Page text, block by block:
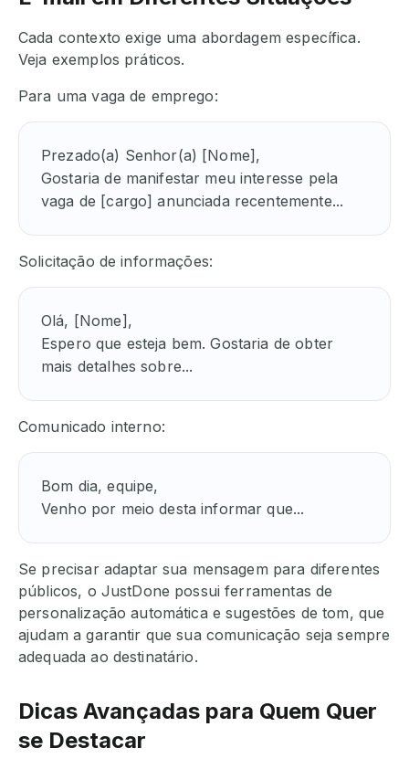
Cada contexto exige uma abordagem específica.
Veja exemplos práticos.
Para uma vaga de emprego:
Prezado(a) Senhor(a) [Nome],
Gostaria de manifestar meu interesse pela
vaga de [cargo] anunciada recentemente...
Solicitação de informações:
Olá, [Nome],
Espero que esteja bem. Gostaria de obter
mais detalhes sobre...
Comunicado interno:
Bom dia, equipe,
Venho por meio desta informar que...
Se precisar adaptar sua mensagem para diferentes
públicos, o JustDone possui ferramentas de
personalização automática e sugestões de tom, que
ajudam a garantir que sua comunicação seja sempre
adequada ao destinatário.
Dicas Avançadas para Quem Quer
se Destacar